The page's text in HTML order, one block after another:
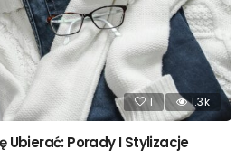
1 1.3k
Ubierać: Porady I Stylizacje